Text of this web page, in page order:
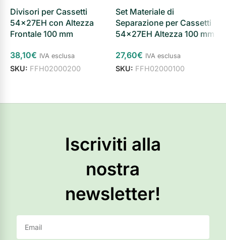
Divisori per Cassetti
54x27EH con Altezza
Frontale 100 mm
38,10€ IVA esclusa
SKU: FFH02000200
Set Materiale di
Separazione per Cassetti
54x27EH Altezza 100 mm
27,60€ IVA esclusa
SKU: FFH02000100
Iscriviti alla
nostra
newsletter!